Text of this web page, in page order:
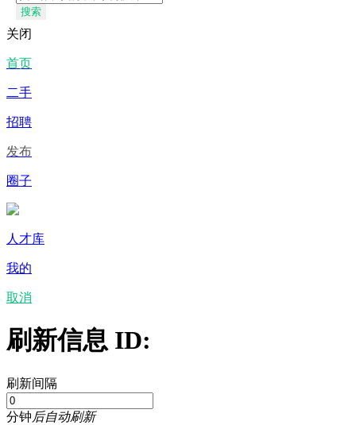
搜索
关闭
首页
二手
招聘
发布
圈子
人才库
我的
取消
刷新信息 ID:
刷新间隔
分钟后自动刷新